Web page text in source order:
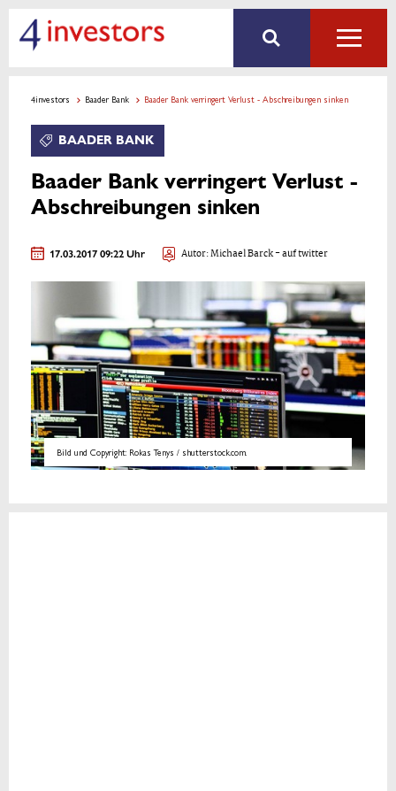
4investors Baader Bank Baader Bank verringert Verlust - Abschreibungen sinken
BAADER BANK
Baader Bank verringert Verlust -
Abschreibungen sinken
17.03.2017 09:22 Uhr Autor:Michael Barck- auf twitter
Bild und Copyright: Rokas Tenys / shutterstock.com.